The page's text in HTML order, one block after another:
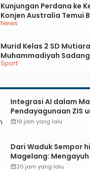
News
Kunjungan Perdana ke
Konjen Australia Temui
Ini yang Dibahas
Sport
Murid Kelas 2 SD
Muhammadiyah
dan Perak di Kejurda
Integrasi AI dalam
Pendayagunaan ZIS
Mendukung Realisasi
calendar_month19 jam yang lalu
Dari Waduk Sempor
Magelang:
Sisa-Sisa Racun Masa
calendar_month20 jam yang lalu